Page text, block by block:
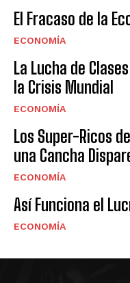
El Fracaso de la
ECONOMÍA
La Lucha de
la Crisis Mundial
ECONOMÍA
Los Super-Ricos
una Cancha
ECONOMÍA
Así Funciona el
ECONOMÍA